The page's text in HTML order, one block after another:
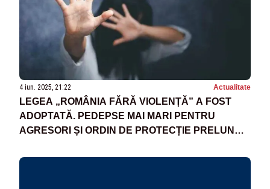
4 iun. 2025, 21:22 Actualitate
LEGEA „ROMÂNIA FĂRĂ VIOLENȚĂ” A FOST
ADOPTATĂ. PEDEPSE MAI MARI PENTRU
AGRESORI ȘI ORDIN DE PROTECȚIE PRELUNGIT